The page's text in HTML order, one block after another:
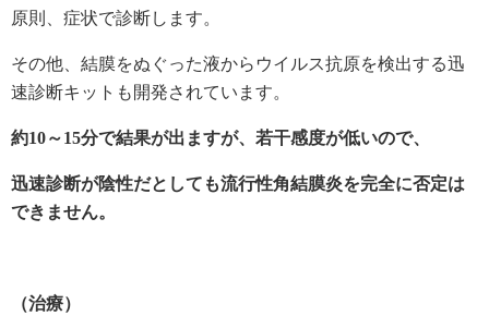
原則、症状で診断します。
その他、結膜をぬぐった液からウイルス抗原を検出する迅
速診断キットも開発されています。
約10～15分で結果が出ますが、若干感度が低いので、
迅速診断が陰性だとしても流行性角結膜炎を完全に否定は
できません。
（治療）